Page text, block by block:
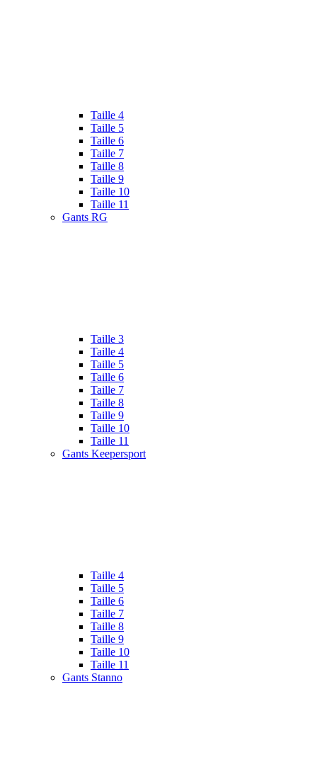
Taille 4
Taille 5
Taille 6
Taille 7
Taille 8
Taille 9
Taille 10
Taille 11
Gants RG
Taille 3
Taille 4
Taille 5
Taille 6
Taille 7
Taille 8
Taille 9
Taille 10
Taille 11
Gants Keepersport
Taille 4
Taille 5
Taille 6
Taille 7
Taille 8
Taille 9
Taille 10
Taille 11
Gants Stanno